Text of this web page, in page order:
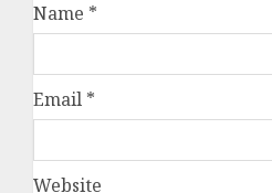
Name *
Email *
Website